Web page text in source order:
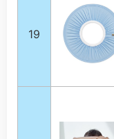
19